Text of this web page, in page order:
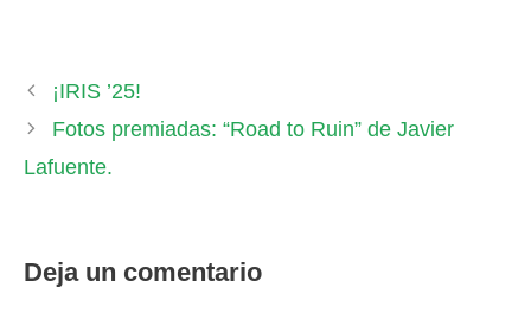
¡IRIS ’25!
Fotos premiadas: “Road to Ruin” de Javier
Lafuente.
Deja un comentario